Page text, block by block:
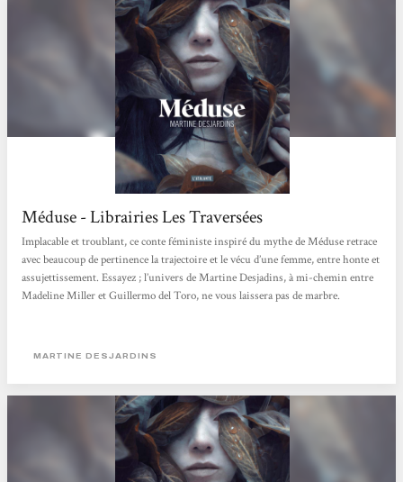
Méduse - Librairies Les Traversées
Implacable et troublant, ce conte féministe inspiré du mythe de Méduse retrace
avec beaucoup de pertinence la trajectoire et le vécu d’une femme, entre honte et
assujettissement. Essayez ; l’univers de Martine Desjadins, à mi-chemin entre
Madeline Miller et Guillermo del Toro, ne vous laissera pas de marbre.
MARTINE DESJARDINS